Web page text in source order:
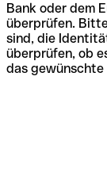
Bank oder dem
überprüfen.
sind, die
überprüfen, ob
das gewünschte